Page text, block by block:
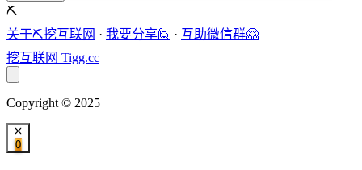
⛏️
关于⛏️挖互联网 · 我要分享🙋 · 互助微信群🤗
挖互联网 Tigg.cc
Copyright © 2025
0